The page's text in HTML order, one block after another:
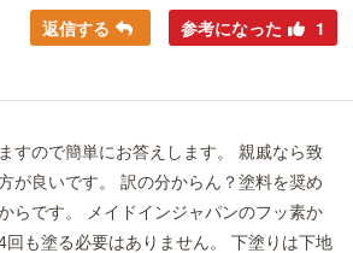
返信する 参考になった 1
すので簡単にお答えします。 親戚なら致
が良いです。 訳の分からん？塗料を奨め
らです。 メイドインジャパンのフッ素か
回も塗る必要はありません。 下塗りは下地